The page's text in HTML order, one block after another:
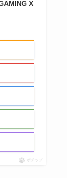
X
ポチップ